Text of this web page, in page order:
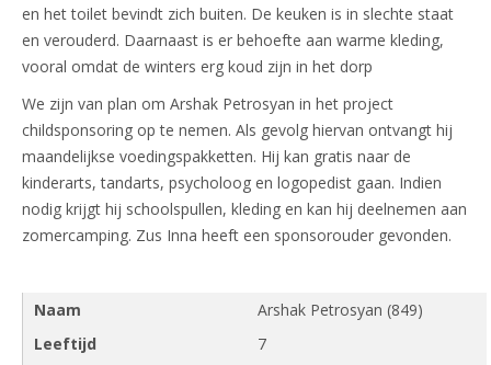
en het toilet bevindt zich buiten. De keuken is in slechte staat
en verouderd. Daarnaast is er behoefte aan warme kleding,
vooral omdat de winters erg koud zijn in het dorp
We zijn van plan om Arshak Petrosyan in het project
childsponsoring op te nemen. Als gevolg hiervan ontvangt hij
maandelijkse voedingspakketten. Hij kan gratis naar de
kinderarts, tandarts, psycholoog en logopedist gaan. Indien
nodig krijgt hij schoolspullen, kleding en kan hij deelnemen aan
zomercamping. Zus Inna heeft een sponsorouder gevonden.
Naam
Arshak Petrosyan (849)
Leeftijd
7